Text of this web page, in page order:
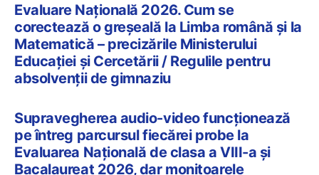
Evaluare Națională 2026. Cum se
corectează o greșeală la Limba română și la
Matematică – precizările Ministerului
Educației și Cercetării / Regulile pentru
absolvenții de gimnaziu
Supravegherea audio-video funcționează
pe întreg parcursul fiecărei probe la
Evaluarea Națională de clasa a VIII-a și
Bacalaureat 2026, dar monitoarele